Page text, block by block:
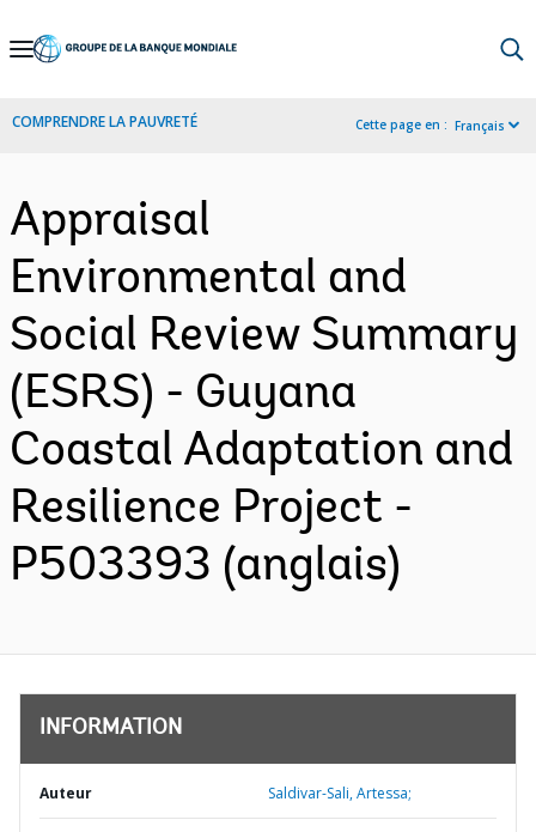
Skip
Navigation
COMPRENDRE LA PAUVRETÉ Cette page en : Français
Appraisal
Environmental and
Social Review Summary
(ESRS) - Guyana
Coastal Adaptation and
Resilience Project -
P503393 (anglais)
INFORMATION
Auteur Saldivar-Sali, Artessa;